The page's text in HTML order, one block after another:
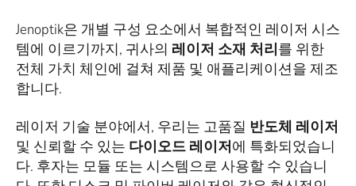
Jenoptik은 개별 구성 요소에서 복합적인 레이저 시스
템에 이르기까지, 귀사의 레이저 소재 처리를 위한
전체 가치 체인에 걸쳐 제품 및 애플리케이션을 제조
합니다.
레이저 기술 분야에서, 우리는 고품질 반도체 레이저
및 신뢰할 수 있는 다이오드 레이저에 특화되었습니
다. 후자는 모듈 또는 시스템으로 사용할 수 있습니